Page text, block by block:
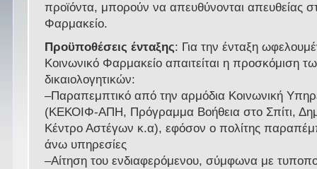
προϊόντα, μπορούν να απευθύνονται απευθείας
Φαρμακείο.
Προϋποθέσεις ένταξης: Για την ένταξη
Κοινωνικό Φαρμακείο απαιτείται η προσκόμιση
δικαιολογητικών:
–Παραπεμπτικό από την αρμόδια Κοινωνική
(ΚΕΚΟΙΦ-ΑΠΗ, Πρόγραμμα Βοήθεια στο Σπίτι,
Κέντρο Αστέγων κ.α), εφόσον ο πολίτης
άνω υπηρεσίες
–Αίτηση του ενδιαφερόμενου, σύμφωνα με